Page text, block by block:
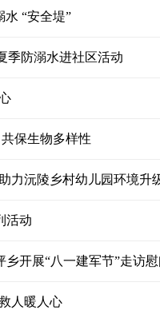
“安全堤”
季防溺水进社区活动
保生物多样性
力沅陵乡村幼儿园环境升
活动
开展“八一建军节”走访
人暖人心